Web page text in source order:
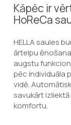
Kāpēc ir
HoReCa
HELLA saules
ārtelpu
augstu
pēc individuāla
vidē.
savukārt
komfortu.